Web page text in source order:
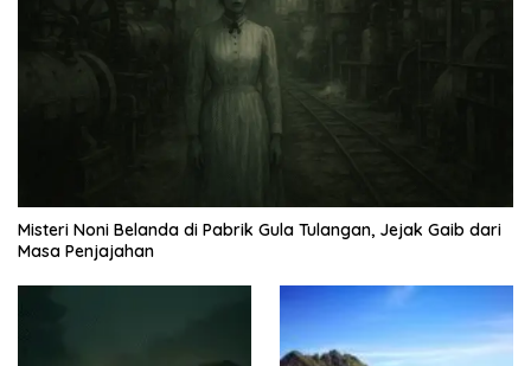
Misteri Noni Belanda di Pabrik Gula Tulangan, Jejak Gaib dari
Masa Penjajahan